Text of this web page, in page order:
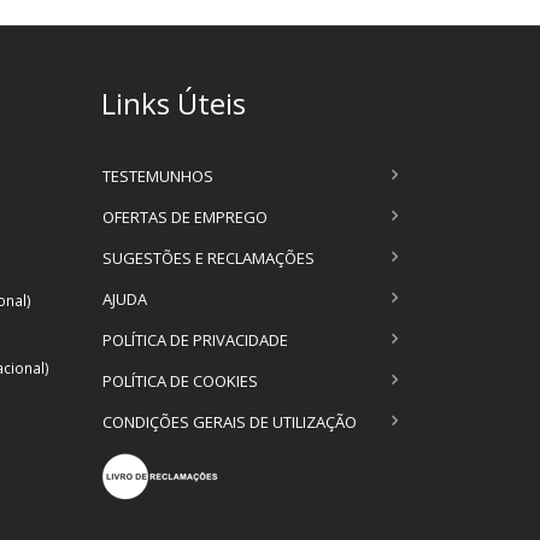
Links Úteis
TESTEMUNHOS
OFERTAS DE EMPREGO
SUGESTÕES E RECLAMAÇÕES
AJUDA
POLÍTICA DE PRIVACIDADE
POLÍTICA DE COOKIES
CONDIÇÕES GERAIS DE UTILIZAÇÃO